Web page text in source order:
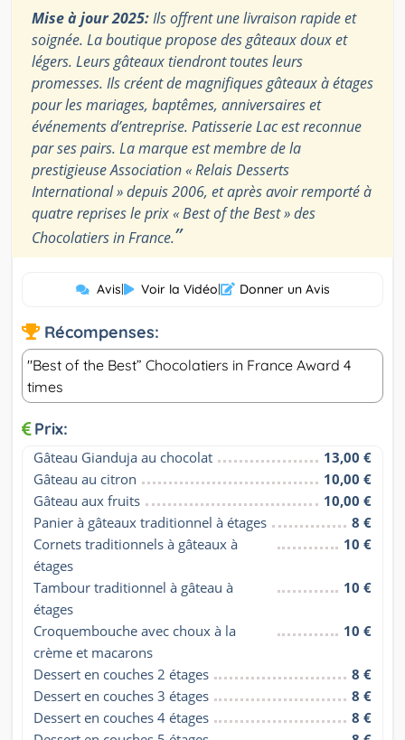
Mise à jour 2025:Ils offrent une livraison rapide et
soignée. La boutique propose des gâteaux doux et
légers. Leurs gâteaux tiendront toutes leurs
promesses. Ils créent de magnifiques gâteaux à étages
pour les mariages, baptêmes, anniversaires et
événements d’entreprise. Patisserie Lac est reconnue
par ses pairs. La marque est membre de la
prestigieuse Association « Relais Desserts
International » depuis 2006, et après avoir remporté à
quatre reprises le prix « Best of the Best » des
Chocolatiers in France.”
Avis| Voir la Vidéo| Donner un Avis
Récompenses:
"Best of the Best” Chocolatiers in France Award 4
times
Prix:
Gâteau Gianduja au chocolat
13,00 €
Gâteau au citron
10,00 €
Gâteau aux fruits
10,00 €
Panier à gâteaux traditionnel à étages
8 €
Cornets traditionnels à gâteaux à
étages
10 €
Tambour traditionnel à gâteau à
étages
10 €
Croquembouche avec choux à la
crème et macarons
10 €
Dessert en couches 2 étages
8 €
Dessert en couches 3 étages
8 €
Dessert en couches 4 étages
8 €